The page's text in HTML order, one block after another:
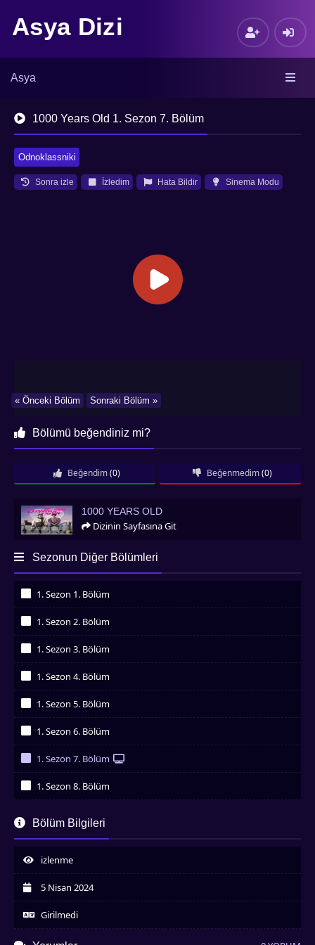
Asya Dizi
Asya
1000 Years Old 1. Sezon 7. Bölüm
Odnoklassniki
Sonra izle İzledim Hata Bildir Sinema Modu
Sonraki Bölüm »
« Önceki Bölüm
Bölümü beğendiniz mi?
Beğendim (0) Beğenmedim (0)
1000 Years Old
1000 YEARS OLD
Dizinin Sayfasına Git
Sezonun Diğer Bölümleri
1. Sezon 1. Bölüm
1. Sezon 2. Bölüm
1. Sezon 3. Bölüm
1. Sezon 4. Bölüm
1. Sezon 5. Bölüm
1. Sezon 6. Bölüm
1. Sezon 7. Bölüm
1. Sezon 8. Bölüm
İzledim
İzledim
1. Sezon 10. Bölüm
İzledim
İzledim
Bölüm Bilgileri
izlenme
5 Nisan 2024
Girilmedi